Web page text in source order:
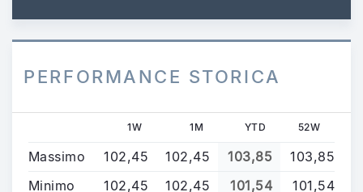
PERFORMANCE STORICA
1W 1M YTD 52W
Massimo 102,45 102,45 103,85
103,85
Minimo
102,45 102,45 101,54 101,54